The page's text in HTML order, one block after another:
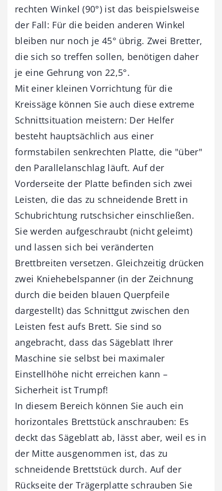
rechten Winkel (90°) ist das beispielsweise
der Fall: Für die beiden anderen Winkel
bleiben nur noch je 45° übrig. Zwei Bretter,
die sich so treffen sollen, benötigen daher
je eine Gehrung von 22,5°.
Mit einer kleinen Vorrichtung für die
Kreissäge können Sie auch diese extreme
Schnittsituation meistern: Der Helfer
besteht hauptsächlich aus einer
formstabilen senkrechten Platte, die "über"
den Parallelanschlag läuft. Auf der
Vorderseite der Platte befinden sich zwei
Leisten, die das zu schneidende Brett in
Schubrichtung rutschsicher einschließen.
Sie werden aufgeschraubt (nicht geleimt)
und lassen sich bei veränderten
Brettbreiten versetzen. Gleichzeitig drücken
zwei Kniehebelspanner (in der Zeichnung
durch die beiden blauen Querpfeile
dargestellt) das Schnittgut zwischen den
Leisten fest aufs Brett. Sie sind so
angebracht, dass das Sägeblatt Ihrer
Maschine sie selbst bei maximaler
Einstellhöhe nicht erreichen kann –
Sicherheit ist Trumpf!
In diesem Bereich können Sie auch ein
horizontales Brettstück anschrauben: Es
deckt das Sägeblatt ab, lässt aber, weil es in
der Mitte ausgenommen ist, das zu
schneidende Brettstück durch. Auf der
Rückseite der Trägerplatte schrauben Sie